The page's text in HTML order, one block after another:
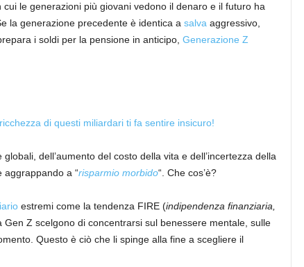
le generazioni più giovani vedono il denaro e il futuro ha
la generazione precedente è identica a salva aggressivo,
i soldi per la pensione in anticipo, Generazione Z
di questi miliardari ti fa sentire insicuro!
dell’aumento del costo della vita e dell’incertezza della
aggrappando a “risparmio morbido“. Che cos’è?
estremi come la tendenza FIRE (indipendenza finanziaria,
Gen Z scelgono di concentrarsi sul benessere mentale, sulle
Questo è ciò che li spinge alla fine a scegliere il